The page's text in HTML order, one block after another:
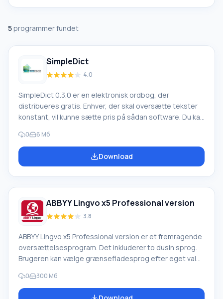
Alle oversættere
5programmer fundet
SimpleDict
4.0
SimpleDict 0.3.0 er en elektronisk ordbog, der
distribueres gratis. Enhver, der skal oversætte tekster
konstant, vil kunne sætte pris på sådan software. Du kan
hjemmeside. Det vil tage minimal tid. Klik blot på det
direkte link for at starte filoverførslen. Installationen vil
også være problemfri. Et særligt kendetegn ved
0 6 Мб
Download
ABBYY Lingvo x5 Professional version
3.8
ABBYY Lingvo x5 Professional version er et fremragende
oversættelsesprogram. Det inkluderer to dusin sprog.
Brugeren kan vælge grænsefladesprog efter eget valg.
version gratis på vores hjemmeside. Downloadet vil ikke
tage lang tid og vil ikke forårsage problemer.
0 300 Мб